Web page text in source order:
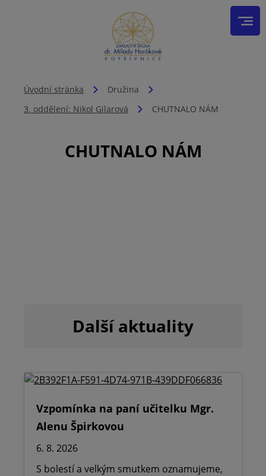
Úvodní stránka
Družina
3. oddělení: Nikol Gilarová
CHUTNALO NÁM
CHUTNALO NÁM
Další aktuality
Vzpomínka na paní učitelku Mgr.
Alenu Špirkovou
6. 8. 2026
S bolestí a velkým smutkem oznamujeme,